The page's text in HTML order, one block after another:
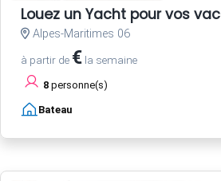
Louez un Yacht pour vos
Alpes-Maritimes 06
à partir de € la semaine
8 personne(s)
Bateau